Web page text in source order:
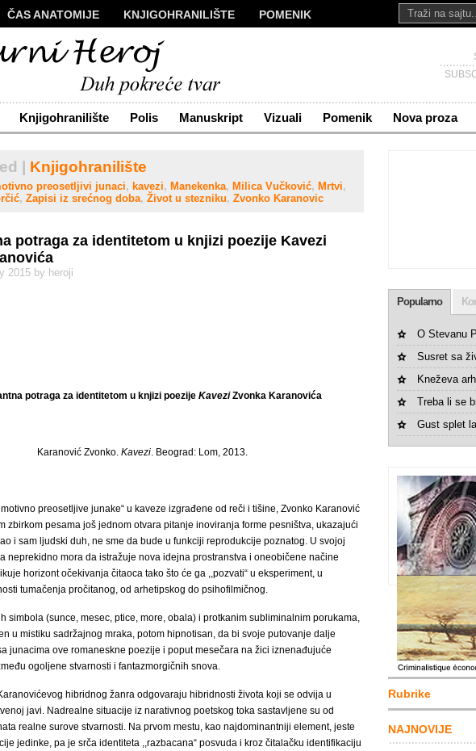
ČAS ANATOMIJE KNJIGOHRANILIŠTE
POMENIK
VIZUALI
NAMA ŽIVA REČ KONTAKT
Knjigohranilište Polis Manuskript Vizuali Pomenik Nova proza
| Knjigohranilište
preosetljivi junaci, kavezi, Manekenka, Milica Vučković, Mrtvi,
, Zapisi iz srećnog doba, Život u stezniku, Zvonko Karanovic
potraga za identitetom u knjizi poezije Kavezi
2015 by heroji
potraga za identitetom u knjizi poezije KaveziZvonka Karanovića
Karanović Zvonko. Kavezi. Beograd: Lom, 2013.
preosetljive junake“ u kaveze izgrađene od reči i tišine, Zvonko Karanović
zbirkom pesama još jednom otvara pitanje inoviranja forme pesništva, ukazajući
i sam ljudski duh, ne sme da bude u funkciji reprodukcije poznatog. U svojoj
neprekidno mora da istražuje nova idejna prostranstva i oneobičene načine
horizont očekivanja čitaoca tako što će ga ,,pozvati“ u eksperiment, u
tumačenja pročitanog, od arhetipskog do psihofilmičnog.
simbola (sunce, mesec, ptice, more, obala) i protkanim subliminalnim porukama,
u mistiku sadržajnog mraka, potom hipnotisan, da bi svoje putovanje dalje
junacima ove romaneskne poezije i poput mesečara na žici iznenađujuće
ogoljene stvarnosti i fantazmorgičnih snova.
hibridnog žanra odgovaraju hibridnosti života koji se odvija u
javi. Nadrealne situacije iz narativnog poetskog toka sastavljene su od
realne surove stvarnosti. Na prvom mestu, kao najdominantniji element, jeste
jedinke, pa je srča identiteta ,,razbacana“ posvuda i kroz čitalačku identifikaciju
Popularno
O Stevanu
Susret sa
Kneževa
Treba li se
Gust splet
Rubrike
NAJNOVIJE